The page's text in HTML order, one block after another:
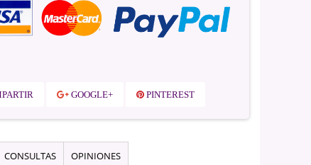
GOOGLE+ PINTEREST
CONSULTAS OPINIONES